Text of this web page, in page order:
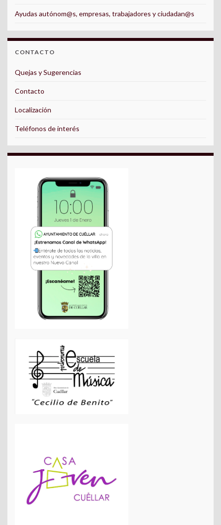
Ayudas autónom@s, empresas, trabajadores y ciudadan@s
CONTACTO
Quejas y Sugerencias
Contacto
Localización
Teléfonos de interés